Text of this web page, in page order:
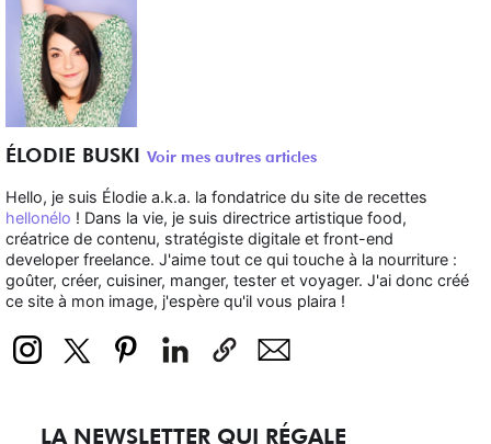
ÉLODIE BUSKI Voir mes autres articles
Hello, je suis Élodie a.k.a. la fondatrice du site de recettes
hellonélo ! Dans la vie, je suis directrice artistique food,
créatrice de contenu, stratégiste digitale et front-end
developer freelance. J'aime tout ce qui touche à la nourriture :
goûter, créer, cuisiner, manger, tester et voyager. J'ai donc créé
ce site à mon image, j'espère qu'il vous plaira !
LA NEWSLETTER QUI RÉGALE